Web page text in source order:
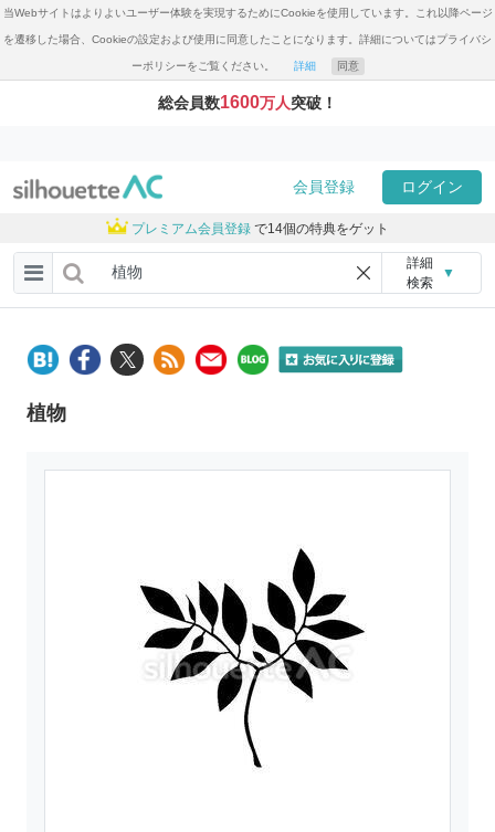
当Webサイトはよりよいユーザー体験を実現するためにCookieを使用しています。これ以降ページ
を遷移した場合、Cookieの設定および使用に同意したことになります。詳細についてはプライバシ
ーポリシーをご覧ください。 詳細 同意
総会員数1600万人突破！
会員登録 ログイン
プレミアム会員登録 で14個の特典をゲット
詳細
検索
▼
植物